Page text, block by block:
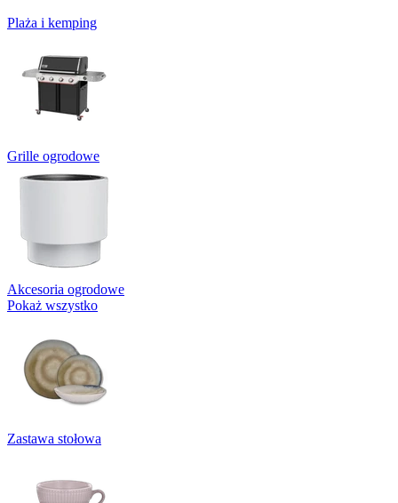
Plaża i kemping
Grille ogrodowe
Akcesoria ogrodowe
Pokaż wszystko
Zastawa stołowa